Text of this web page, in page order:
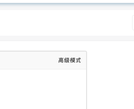
高级模式